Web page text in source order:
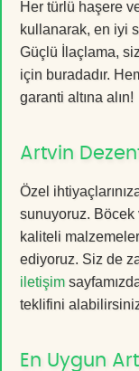
Her türlü haşere
kullanarak, en iyi
Güçlü İlaçlama,
için buradadır.
garanti altına alın!
Artvin
Özel
sunuyoruz.
kaliteli
ediyoruz. Siz de
iletişim
teklifini
En Uygun